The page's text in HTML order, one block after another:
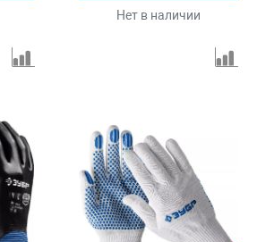
Нет в наличии